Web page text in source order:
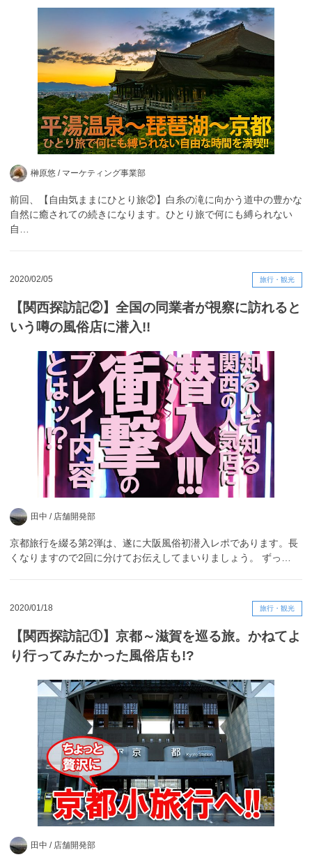
榊原悠 / マーケティング事業部
前回、【自由気ままにひとり旅②】白糸の滝に向かう道中の豊かな
自然に癒されての続きになります。ひとり旅で何にも縛られない
自…
2020/02/05 旅行・観光
【関西探訪記②】全国の同業者が視察に訪れると
いう噂の風俗店に潜入!!
田中 / 店舗開発部
京都旅行を綴る第2弾は、遂に大阪風俗初潜入レポであります。長
くなりますので2回に分けてお伝えしてまいりましょう。 ずっ…
2020/01/18 旅行・観光
【関西探訪記①】京都～滋賀を巡る旅。かねてよ
り行ってみたかった風俗店も!?
田中 / 店舗開発部